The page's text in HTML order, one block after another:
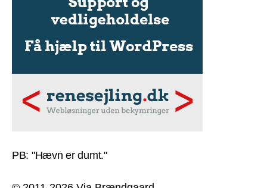
PB: "Hævn er dumt."